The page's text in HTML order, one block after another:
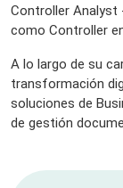
Controller Analyst
como Controller
A lo largo de su
transformación
soluciones de
de gestión